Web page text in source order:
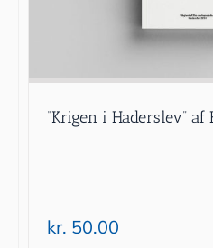
“Krigen i Haderslev”
kr. 50.00